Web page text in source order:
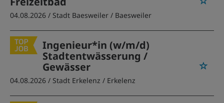
04.08.2026 / Stadt Baesweiler / Baesweiler
Ingenieur*in (w/m/d)
Stadtentwässerung /
Gewässer
04.08.2026 / Stadt Erkelenz / Erkelenz